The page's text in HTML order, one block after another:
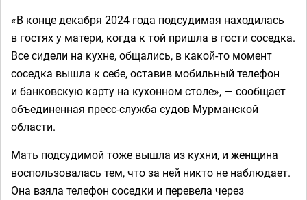
«В конце декабря 2024 года подсудимая находилась
в гостях у матери, когда к той пришла в гости соседка.
Все сидели на кухне, общались, в какой-то момент
соседка вышла к себе, оставив мобильный телефон
и банковскую карту на кухонном столе», — сообщает
объединенная пресс-служба судов Мурманской
области.
Мать подсудимой тоже вышла из кухни, и женщина
воспользовалась тем, что за ней никто не наблюдает.
Она взяла телефон соседки и перевела через